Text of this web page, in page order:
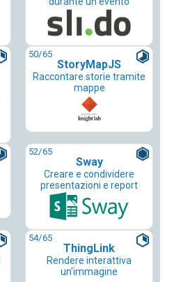
50/65
StoryMapJS
Raccontare storie tramite
mappe
52/65
Sway
Creare e condividere
presentazioni e report
54/65
ThingLink
Rendere interattiva
un'immagine